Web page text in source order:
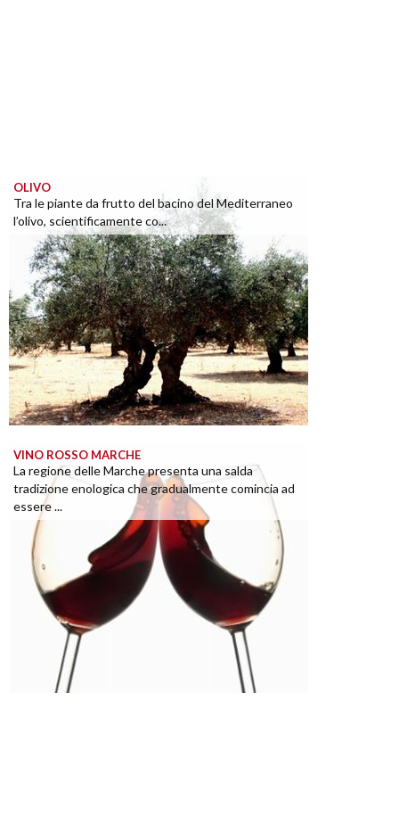
OLIVO
Tra le piante da frutto del bacino del Mediterraneo
l’olivo, scientificamente co...
VINO ROSSO MARCHE
La regione delle Marche presenta una salda
tradizione enologica che gradualmente comincia ad
essere ...